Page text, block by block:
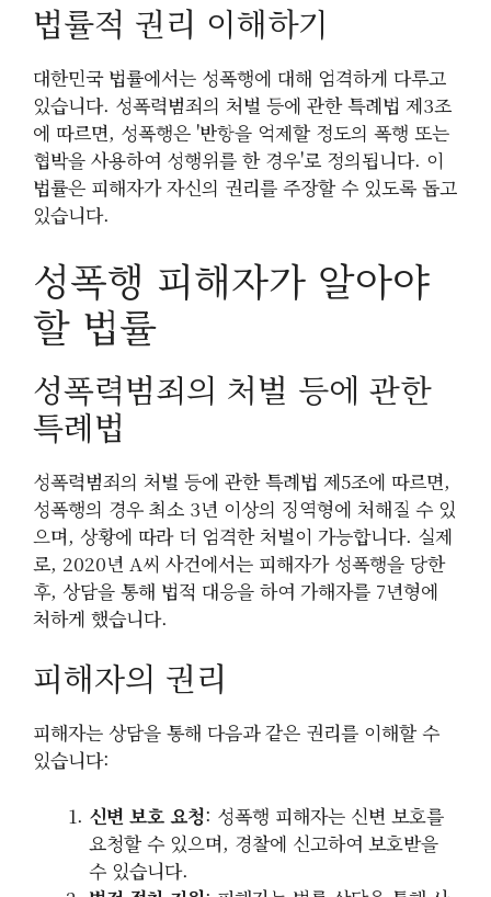
법률적 권리 이해하기
대한민국 법률에서는 성폭행에 대해 엄격하게 다루고
있습니다. 성폭력범죄의 처벌 등에 관한 특례법 제3조
에 따르면, 성폭행은 '반항을 억제할 정도의 폭행 또는
협박을 사용하여 성행위를 한 경우'로 정의됩니다. 이
법률은 피해자가 자신의 권리를 주장할 수 있도록 돕고
있습니다.
성폭행 피해자가 알아야
할 법률
성폭력범죄의 처벌 등에 관한
특례법
성폭력범죄의 처벌 등에 관한 특례법 제5조에 따르면,
성폭행의 경우 최소 3년 이상의 징역형에 처해질 수 있
으며, 상황에 따라 더 엄격한 처벌이 가능합니다. 실제
로, 2020년 A씨 사건에서는 피해자가 성폭행을 당한
후, 상담을 통해 법적 대응을 하여 가해자를 7년형에
처하게 했습니다.
피해자의 권리
피해자는 상담을 통해 다음과 같은 권리를 이해할 수
있습니다:
신변 보호 요청: 성폭행 피해자는 신변 보호를
요청할 수 있으며, 경찰에 신고하여 보호받을
수 있습니다.